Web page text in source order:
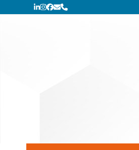
to
LinkedIn
Instagram
Facebook
E-
Mail
Telefon